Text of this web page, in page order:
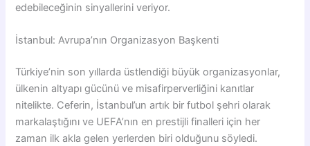
edebileceğinin sinyallerini veriyor.
İstanbul: Avrupa’nın Organizasyon Başkenti
Türkiye’nin son yıllarda üstlendiği büyük organizasyonlar,
ülkenin altyapı gücünü ve misafirperverliğini kanıtlar
nitelikte. Ceferin, İstanbul’un artık bir futbol şehri olarak
markalaştığını ve UEFA’nın en prestijli finalleri için her
zaman ilk akla gelen yerlerden biri olduğunu söyledi.